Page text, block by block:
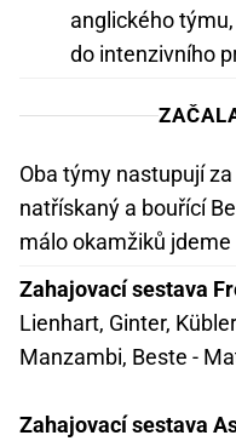
anglického
do intenzivního
Oba týmy nastupují
natřískaný a bouřící
málo okamžiků jdeme
Zahajovací sestava
Lienhart, Ginter,
Manzambi, Beste -
Zahajovací sestava